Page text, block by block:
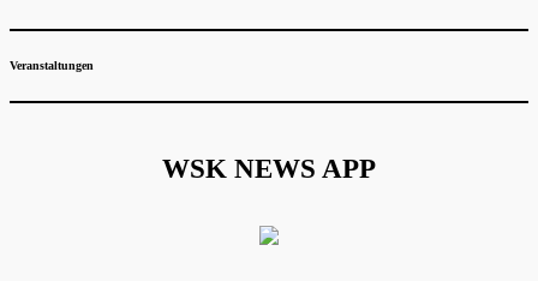
Veranstaltungen
WSK NEWS APP